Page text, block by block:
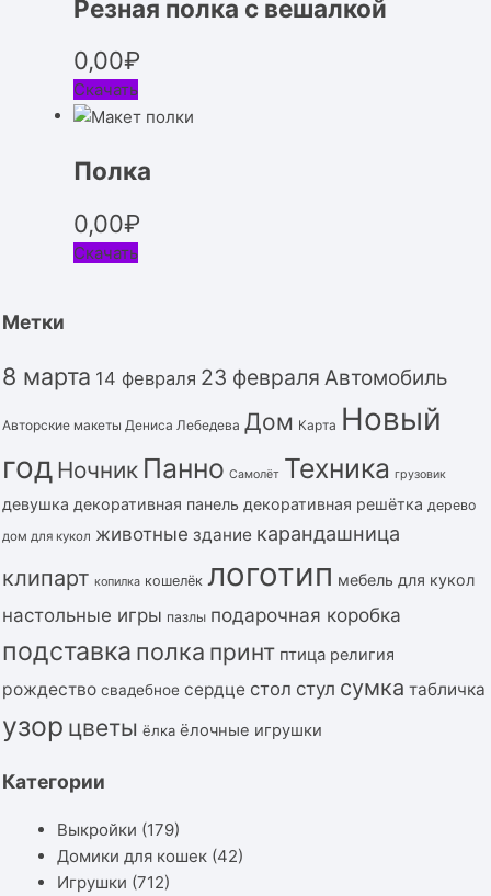
Резная полка с вешалкой
0,00₽
Скачать
Полка
0,00₽
Скачать
Метки
8 марта 14 февраля 23 февраля Автомобиль
Авторские макеты Дениса Лебедева Дом Карта Новый
год Ночник Панно Самолёт Техника грузовик
девушка декоративная панель декоративная решётка дерево
дом для кукол животные здание карандашница
клипарт копилка кошелёк логотип мебель для кукол
настольные игры пазлы подарочная коробка
подставка полка принт птица религия
рождество свадебное сердце стол стул сумка табличка
узор цветы ёлка ёлочные игрушки
Категории
Выкройки (179)
Домики для кошек (42)
Игрушки (712)